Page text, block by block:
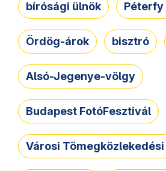
bírósági ülnök Péterfy
Ördög-árok bisztró
Alsó-Jegenye-völgy
Budapest FotóFesztivál
Városi